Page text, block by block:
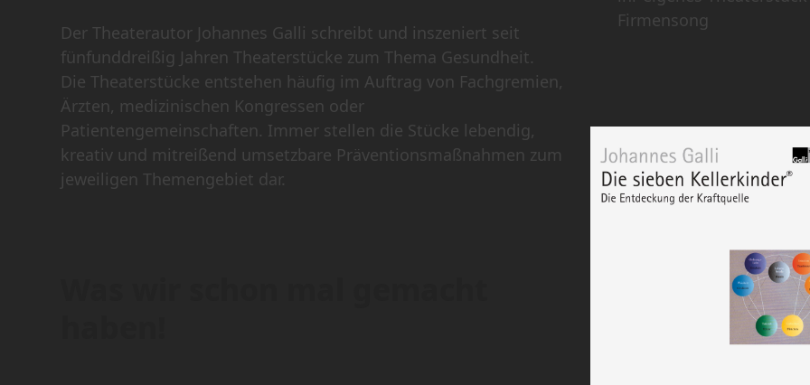
Der Theaterautor Johannes Galli schreibt und inszeniert seit
fünfunddreißig Jahren Theaterstücke zum Thema Gesundheit.
Die Theaterstücke entstehen häufig im Auftrag von Fachgremien,
Ärzten, medizinischen Kongressen oder
Patientengemeinschaften. Immer stellen die Stücke lebendig,
kreativ und mitreißend umsetzbare Präventionsmaßnahmen zum
jeweiligen Themengebiet dar.
Firmensong